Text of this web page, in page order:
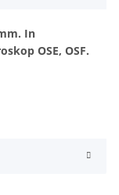
In
OSE, OSF.